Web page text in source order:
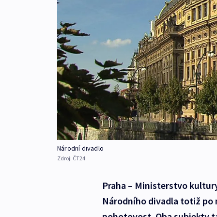
Národní divadlo
Zdroj: ČT24
Praha – Ministerstvo
Národního divadla totiž po